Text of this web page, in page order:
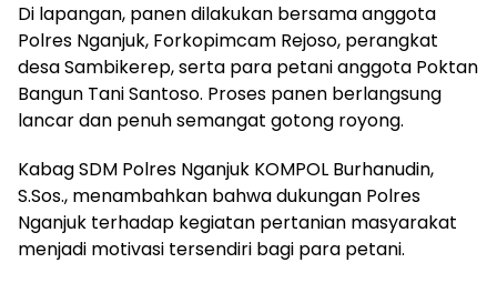
Di lapangan, panen dilakukan bersama anggota
Polres Nganjuk, Forkopimcam Rejoso, perangkat
desa Sambikerep, serta para petani anggota Poktan
Bangun Tani Santoso. Proses panen berlangsung
lancar dan penuh semangat gotong royong.
Kabag SDM Polres Nganjuk KOMPOL Burhanudin,
S.Sos., menambahkan bahwa dukungan Polres
Nganjuk terhadap kegiatan pertanian masyarakat
menjadi motivasi tersendiri bagi para petani.